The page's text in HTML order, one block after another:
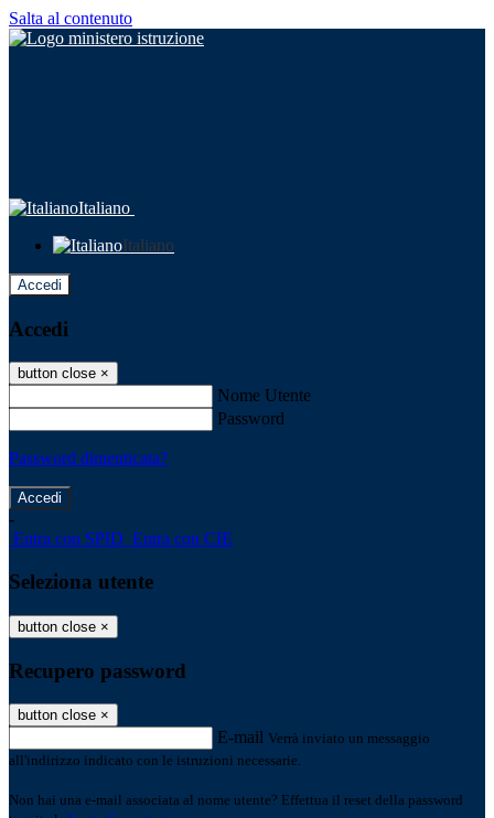
Salta al contenuto
Italiano
Italiano
Accedi
Accedi
button close ×
Nome Utente
Password
Password dimenticata?
-
Entra con SPID Entra con CIE
Seleziona utente
button close ×
Recupero password
button close ×
E-mail Verrà inviato un messaggio
all'indirizzo indicato con le istruzioni necessarie.
Non hai una e-mail associata al nome utente? Effettua il reset della password